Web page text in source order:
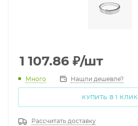
1 107.86 ₽/шт
Много Нашли дешевле?
КУПИТЬ В 1 КЛИК
Рассчитать доставку